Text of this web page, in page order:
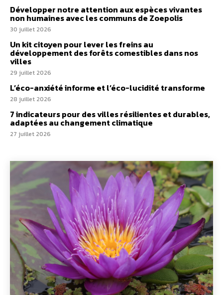
Développer notre attention aux espèces vivantes
non humaines avec les communs de Zoepolis
30 juillet 2026
Un kit citoyen pour lever les freins au
développement des forêts comestibles dans nos
villes
29 juillet 2026
L’éco-anxiété informe et l’éco-lucidité transforme
28 juillet 2026
7 indicateurs pour des villes résilientes et durables,
adaptées au changement climatique
27 juillet 2026